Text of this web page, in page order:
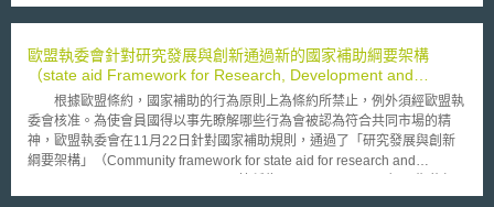
教學機構因停課而使得線上教學之需求提高。日本文化廳為防止感染並考量
教材，自本月開始無須得著作權人之許可即可使用，亦即將修正施行日期大
幅提前。 而作為日本著作權人補償金分配窗口之「教學目的公眾放送
償金以特例無償之方式處理。依據上開規定，本年度的線上教學，不論是文
學或是音樂等作品，均無須取得著作權人之同意，即可免費使用。
歐盟執委會針對研究發展與創新通過新的國家補助綱要架構
（state aid Framework for Research, Development and
Innovation）
根據歐盟條約，國家補助的行為原則上為條約所禁止，例外須經歐盟執
委會核准。為使會員國得以事先瞭解哪些行為會被認為符合共同市場的精
神，歐盟執委會在11月22日針對國家補助規則，通過了「研究發展與創新
綱要架構」（Community framework for state aid for research and
速此類案件的審理效率。新綱要架構規定預計自2007年1月1日起開始生效